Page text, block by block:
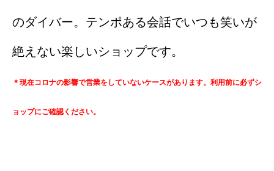
のダイバー。テンポある会話でいつも笑いが
絶えない楽しいショップです。
＊現在コロナの影響で営業をしていないケースがあります。利用前に必ずシ
ョップにご確認ください。